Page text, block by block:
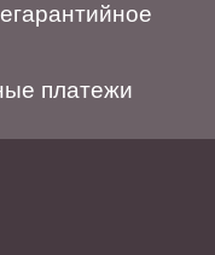
платежи